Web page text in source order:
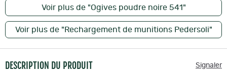
Voir plus de "Ogives poudre noire 541"
Voir plus de "Rechargement de munitions Pedersoli"
DESCRIPTION DU PRODUIT Signaler